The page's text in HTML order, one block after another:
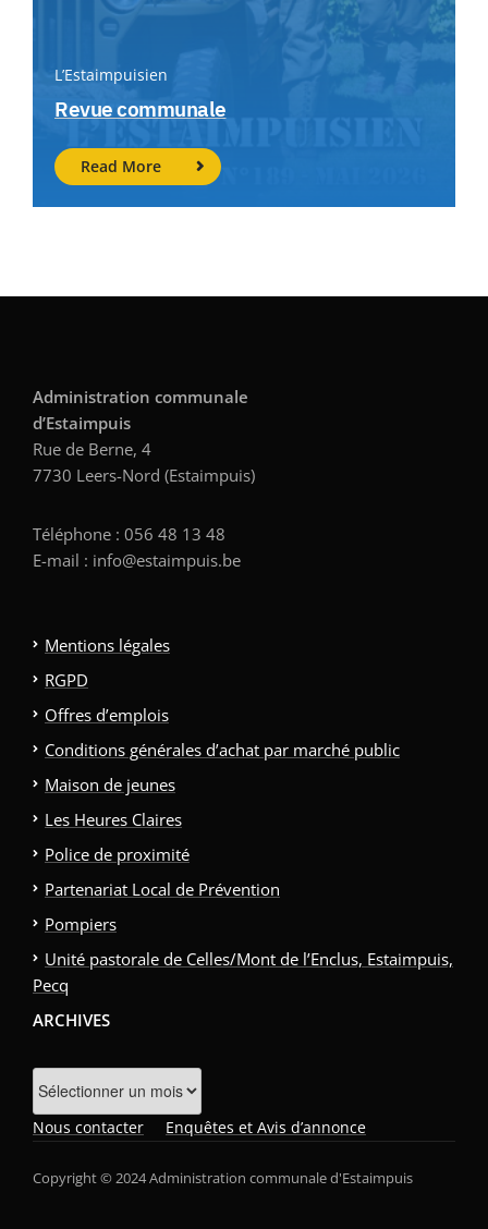
L’Estaimpuisien
Revue communale
Read More
Administration communale
d’Estaimpuis
Rue de Berne, 4
7730 Leers-Nord (Estaimpuis)
Téléphone : 056 48 13 48
E-mail : info@estaimpuis.be
Mentions légales
RGPD
Offres d’emplois
Conditions générales d’achat par marché public
Maison de jeunes
Les Heures Claires
Police de proximité
Partenariat Local de Prévention
Pompiers
Unité pastorale de Celles/Mont de l’Enclus, Estaimpuis,
Pecq
ARCHIVES
Archives
Nous contacter Enquêtes et Avis d’annonce
Copyright © 2024 Administration communale d'Estaimpuis